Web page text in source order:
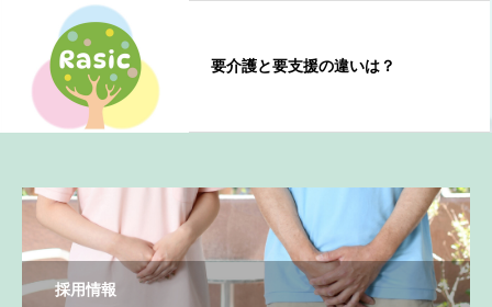
要介護と要支援の違いは？
採用情報